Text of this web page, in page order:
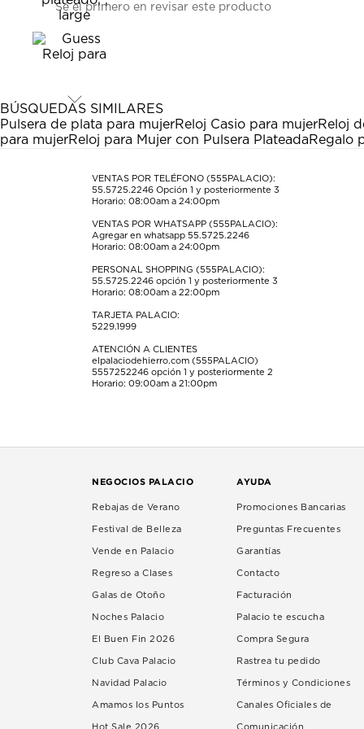
para
calificar
el
artículo
estrella
Esta
acción
abrirá
formulario
para
el
artículo
estrellas.
Esta
acción
abrirá
formulario
de
para
estrellas.
Esta
acción
abrirá
formulario
de
para
estrellas.
Esta
acción
abrirá
formulario
de
para
Esta
acción
abrirá
formulario
de
envío.
Sé el primero en revisar este producto
BÚSQUEDAS SIMILARES
Pulsera de plata para mujerReloj Casio para mujerReloj
para mujerReloj para Mujer con Pulsera PlateadaRegalo
VENTAS POR TELÉFONO (555PALACIO):
55.5725.2246 Opción 1 y posteriormente 3
Horario: 08:00am a 24:00pm
VENTAS POR WHATSAPP (555PALACIO):
Agregar en whatsapp 55.5725.2246
Horario: 08:00am a 24:00pm
PERSONAL SHOPPING (555PALACIO):
55.5725.2246 opción 1 y posteriormente 3
Horario: 08:00am a 22:00pm
TARJETA PALACIO:
5229.1999
ATENCIÓN A CLIENTES
elpalaciodehierro.com (555PALACIO)
5557252246 opción 1 y posteriormente 2
Horario: 09:00am a 21:00pm
NEGOCIOS PALACIO
Rebajas de Verano
Festival de Belleza
Vende en Palacio
Regreso a Clases
Galas de Otoño
Noches Palacio
El Buen Fin 2026
Club Cava Palacio
Navidad Palacio
Amamos los Puntos
Hot Sale 2026
AYUDA
Promociones Bancarias
Preguntas Frecuentes
Garantías
Contacto
Facturación
Palacio te escucha
Compra Segura
Rastrea tu pedido
Términos y Condiciones
Canales Oficiales de
Comunicación